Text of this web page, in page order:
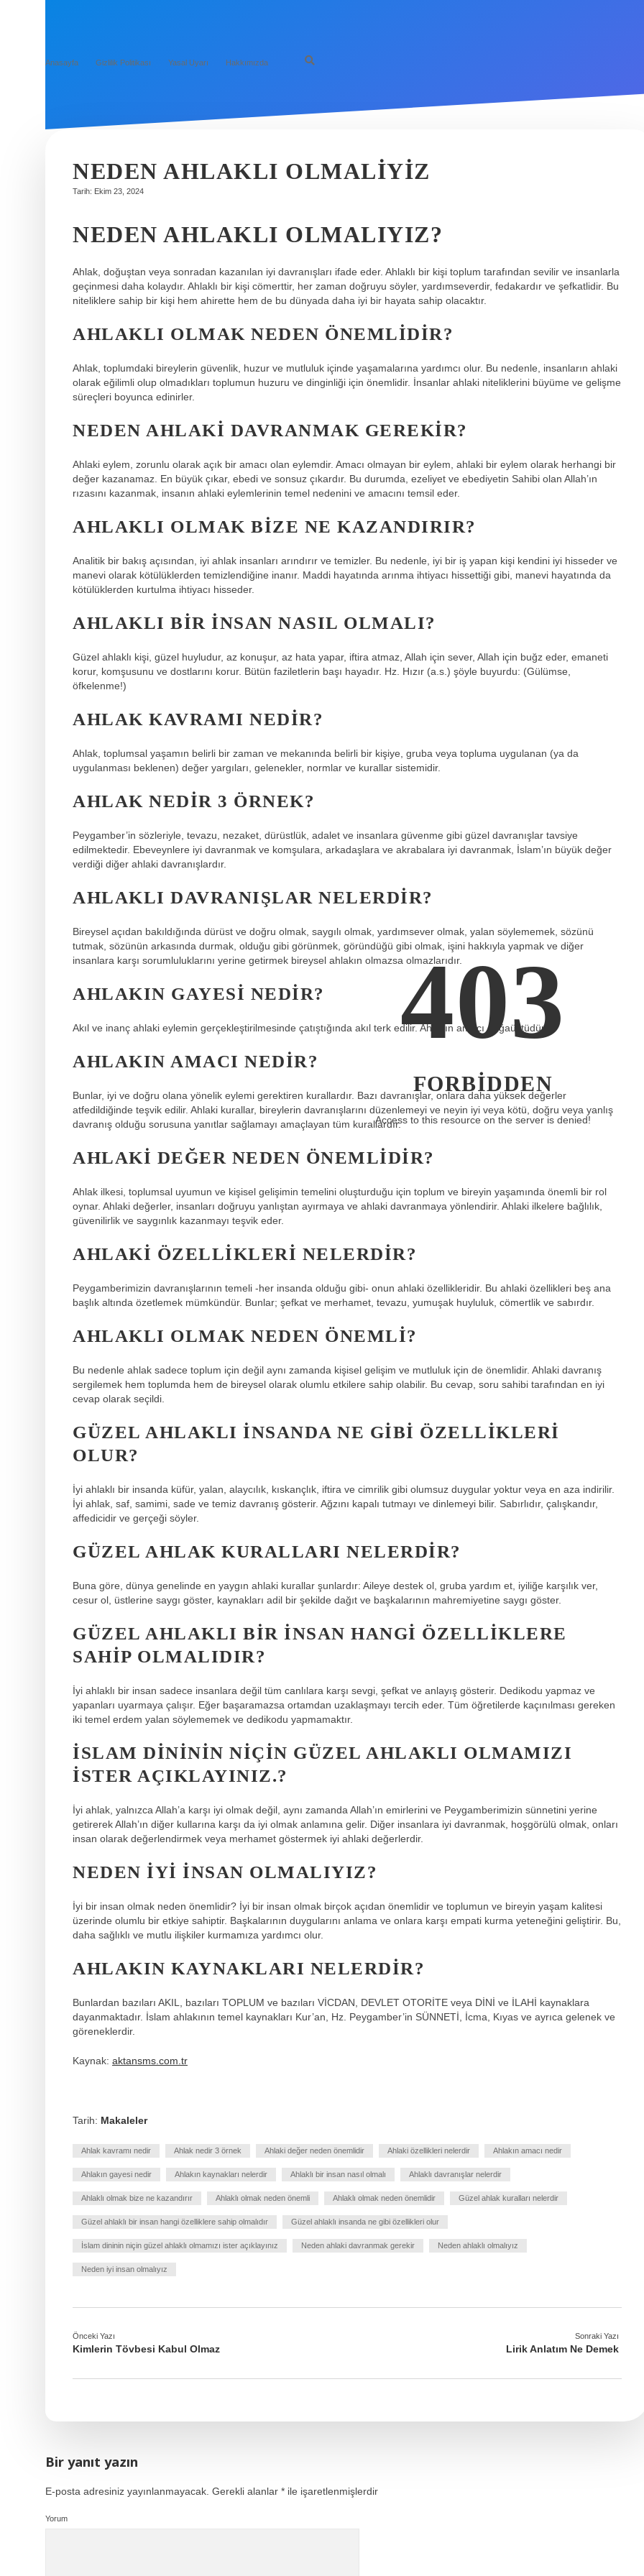
Anasayfa Gizlilik Politikası Yasal Uyarı Hakkımızda
NEDEN AHLAKLI OLMALIYIZ
Tarih: Ekim 23, 2024
NEDEN AHLAKLI OLMALIYIZ?
Ahlak, doğuştan veya sonradan kazanılan iyi davranışları ifade eder. Ahlaklı bir kişi toplum tarafından sevilir ve insanlarla
geçinmesi daha kolaydır. Ahlaklı bir kişi cömerttir, her zaman doğruyu söyler, yardımseverdir, fedakardır ve şefkatlidir. Bu
niteliklere sahip bir kişi hem ahirette hem de bu dünyada daha iyi bir hayata sahip olacaktır.
AHLAKLI OLMAK NEDEN ÖNEMLIDIR?
Ahlak, toplumdaki bireylerin güvenlik, huzur ve mutluluk içinde yaşamalarına yardımcı olur. Bu nedenle, insanların ahlaki
olarak eğilimli olup olmadıkları toplumun huzuru ve dinginliği için önemlidir. İnsanlar ahlaki niteliklerini büyüme ve gelişme
süreçleri boyunca edinirler.
NEDEN AHLAKI DAVRANMAK GEREKIR?
Ahlaki eylem, zorunlu olarak açık bir amacı olan eylemdir. Amacı olmayan bir eylem, ahlaki bir eylem olarak herhangi bir
değer kazanamaz. En büyük çıkar, ebedi ve sonsuz çıkardır. Bu durumda, ezeliyet ve ebediyetin Sahibi olan Allah’ın
rızasını kazanmak, insanın ahlaki eylemlerinin temel nedenini ve amacını temsil eder.
AHLAKLI OLMAK BIZE NE KAZANDIRIR?
Analitik bir bakış açısından, iyi ahlak insanları arındırır ve temizler. Bu nedenle, iyi bir iş yapan kişi kendini iyi hisseder ve
manevi olarak kötülüklerden temizlendiğine inanır. Maddi hayatında arınma ihtiyacı hissettiği gibi, manevi hayatında da
kötülüklerden kurtulma ihtiyacı hisseder.
AHLAKLI BIR INSAN NASIL OLMALI?
Güzel ahlaklı kişi, güzel huyludur, az konuşur, az hata yapar, iftira atmaz, Allah için sever, Allah için buğz eder, emaneti
korur, komşusunu ve dostlarını korur. Bütün faziletlerin başı hayadır. Hz. Hızır (a.s.) şöyle buyurdu: (Gülümse,
öfkelenme!)
AHLAK KAVRAMI NEDIR?
Ahlak, toplumsal yaşamın belirli bir zaman ve mekanında belirli bir kişiye, gruba veya topluma uygulanan (ya da
uygulanması beklenen) değer yargıları, gelenekler, normlar ve kurallar sistemidir.
AHLAK NEDIR 3 ÖRNEK?
Peygamber’in sözleriyle, tevazu, nezaket, dürüstlük, adalet ve insanlara güvenme gibi güzel davranışlar tavsiye
edilmektedir. Ebeveynlere iyi davranmak ve komşulara, arkadaşlara ve akrabalara iyi davranmak, İslam’ın büyük değer
verdiği diğer ahlaki davranışlardır.
AHLAKLI DAVRANIŞLAR NELERDIR?
Bireysel açıdan bakıldığında dürüst ve doğru olmak, saygılı olmak, yardımsever olmak, yalan söylememek, sözünü
tutmak, sözünün arkasında durmak, olduğu gibi görünmek, göründüğü gibi olmak, işini hakkıyla yapmak ve diğer
insanlara karşı sorumluluklarını yerine getirmek bireysel ahlakın olmazsa olmazlarıdır.
AHLAKIN GAYESI NEDIR?
Akıl ve inanç ahlaki eylemin gerçekleştirilmesinde çatıştığında akıl terk edilir. Ahlakın amacı doğaüstüdür.
AHLAKIN AMACI NEDIR?
Bunlar, iyi ve doğru olana yönelik eylemi gerektiren kurallardır. Bazı davranışlar, onlara daha yüksek değerler
atfedildiğinde teşvik edilir. Ahlaki kurallar, bireylerin davranışlarını düzenlemeyi ve neyin iyi veya kötü, doğru veya yanlış
davranış olduğu sorusuna yanıtlar sağlamayı amaçlayan tüm kurallardır.
AHLAKI DEĞER NEDEN ÖNEMLIDIR?
Ahlak ilkesi, toplumsal uyumun ve kişisel gelişimin temelini oluşturduğu için toplum ve bireyin yaşamında önemli bir rol
oynar. Ahlaki değerler, insanları doğruyu yanlıştan ayırmaya ve ahlaki davranmaya yönlendirir. Ahlaki ilkelere bağlılık,
güvenilirlik ve saygınlık kazanmayı teşvik eder.
AHLAKI ÖZELLIKLERI NELERDIR?
Peygamberimizin davranışlarının temeli -her insanda olduğu gibi- onun ahlaki özellikleridir. Bu ahlaki özellikleri beş ana
başlık altında özetlemek mümkündür. Bunlar; şefkat ve merhamet, tevazu, yumuşak huyluluk, cömertlik ve sabırdır.
AHLAKLI OLMAK NEDEN ÖNEMLI?
Bu nedenle ahlak sadece toplum için değil aynı zamanda kişisel gelişim ve mutluluk için de önemlidir. Ahlaki davranış
sergilemek hem toplumda hem de bireysel olarak olumlu etkilere sahip olabilir. Bu cevap, soru sahibi tarafından en iyi
cevap olarak seçildi.
GÜZEL AHLAKLI INSANDA NE GIBI ÖZELLIKLERI
OLUR?
İyi ahlaklı bir insanda küfür, yalan, alaycılık, kıskançlık, iftira ve cimrilik gibi olumsuz duygular yoktur veya en aza indirilir.
İyi ahlak, saf, samimi, sade ve temiz davranış gösterir. Ağzını kapalı tutmayı ve dinlemeyi bilir. Sabırlıdır, çalışkandır,
affedicidir ve gerçeği söyler.
GÜZEL AHLAK KURALLARI NELERDIR?
Buna göre, dünya genelinde en yaygın ahlaki kurallar şunlardır: Aileye destek ol, gruba yardım et, iyiliğe karşılık ver,
cesur ol, üstlerine saygı göster, kaynakları adil bir şekilde dağıt ve başkalarının mahremiyetine saygı göster.
GÜZEL AHLAKLI BIR INSAN HANGI ÖZELLIKLERE
SAHIP OLMALIDIR?
İyi ahlaklı bir insan sadece insanlara değil tüm canlılara karşı sevgi, şefkat ve anlayış gösterir. Dedikodu yapmaz ve
yapanları uyarmaya çalışır. Eğer başaramazsa ortamdan uzaklaşmayı tercih eder. Tüm öğretilerde kaçınılması gereken
iki temel erdem yalan söylememek ve dedikodu yapmamaktır.
İSLAM DINININ NIÇIN GÜZEL AHLAKLI OLMAMIZI
ISTER AÇIKLAYINIZ.?
İyi ahlak, yalnızca Allah’a karşı iyi olmak değil, aynı zamanda Allah’ın emirlerini ve Peygamberimizin sünnetini yerine
getirerek Allah’ın diğer kullarına karşı da iyi olmak anlamına gelir. Diğer insanlara iyi davranmak, hoşgörülü olmak, onları
insan olarak değerlendirmek veya merhamet göstermek iyi ahlaki değerlerdir.
NEDEN IYI INSAN OLMALIYIZ?
İyi bir insan olmak neden önemlidir? İyi bir insan olmak birçok açıdan önemlidir ve toplumun ve bireyin yaşam kalitesi
üzerinde olumlu bir etkiye sahiptir. Başkalarının duygularını anlama ve onlara karşı empati kurma yeteneğini geliştirir. Bu,
daha sağlıklı ve mutlu ilişkiler kurmamıza yardımcı olur.
AHLAKIN KAYNAKLARI NELERDIR?
Bunlardan bazıları AKIL, bazıları TOPLUM ve bazıları VİCDAN, DEVLET OTORİTE veya DİNİ ve İLAHİ kaynaklara
dayanmaktadır. İslam ahlakının temel kaynakları Kur’an, Hz. Peygamber’in SÜNNETİ, İcma, Kıyas ve ayrıca gelenek ve
göreneklerdir.
Kaynak: aktansms.com.tr
Tarih: Makaleler
Ahlak kavramı nedir Ahlak nedir 3 örnek Ahlaki değer neden önemlidir Ahlaki özellikleri nelerdir Ahlakın amacı nedir
Ahlakın gayesi nedir Ahlakın kaynakları nelerdir Ahlaklı bir insan nasıl olmalı Ahlaklı davranışlar nelerdir
Ahlaklı olmak bize ne kazandırır Ahlaklı olmak neden önemli Ahlaklı olmak neden önemlidir Güzel ahlak kuralları nelerdir
Güzel ahlaklı bir insan hangi özelliklere sahip olmalıdır Güzel ahlaklı insanda ne gibi özellikleri olur
İslam dininin niçin güzel ahlaklı olmamızı ister açıklayınız Neden ahlaki davranmak gerekir Neden ahlaklı olmalıyız
Neden iyi insan olmalıyız
Önceki Yazı
Kimlerin Tövbesi Kabul Olmaz
Sonraki Yazı
Lirik Anlatım Ne Demek
Bir yanıt yazın
E-posta adresiniz yayınlanmayacak. Gerekli alanlar * ile işaretlenmişlerdir
Yorum
403
FORBIDDEN
Access to this resource on the server is denied!